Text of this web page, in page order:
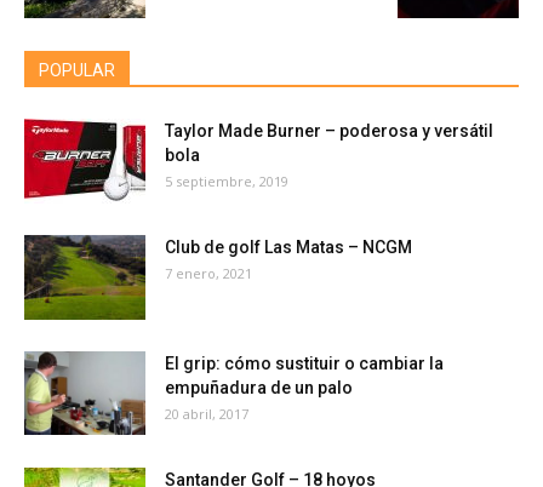
POPULAR
Taylor Made Burner – poderosa y versátil
bola
5 septiembre, 2019
Club de golf Las Matas – NCGM
7 enero, 2021
El grip: cómo sustituir o cambiar la
empuñadura de un palo
20 abril, 2017
Santander Golf – 18 hoyos